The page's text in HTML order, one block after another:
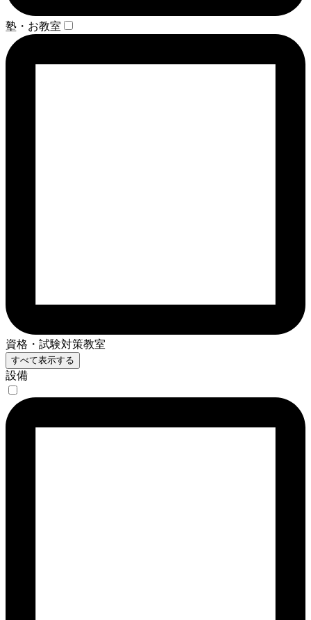
塾・お教室
資格・試験対策教室
すべて表示する
設備